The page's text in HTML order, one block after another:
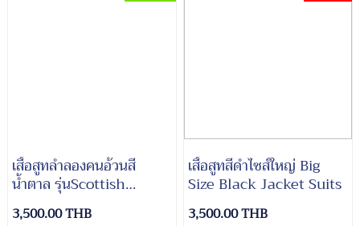
เสื้อสูทลำลองคนอ้วนสี
น้ำตาล รุ่นScottish
Brown
3,500.00 THB
เสื้อสูทสีดำไซส์ใหญ่ Big
Size Black Jacket Suits
3,500.00 THB